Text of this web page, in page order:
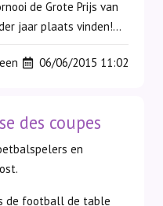
de Grote Prijs van
jaar plaats vinden!...
06/06/2015 11:02
des coupes
en
de football de table